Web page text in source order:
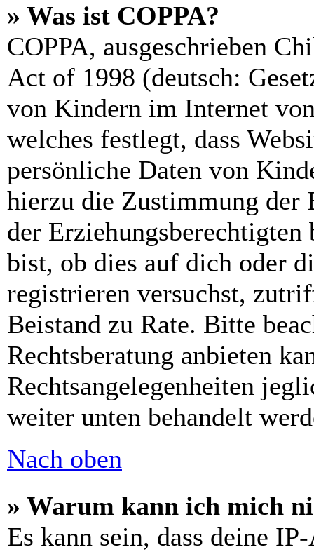
» Was ist COPPA?
COPPA, ausgeschrieben
Act of 1998 (deutsch:
von Kindern im Internet
welches festlegt, dass
persönliche Daten von
hierzu die Zustimmung der
der
bist, ob dies auf dich oder
registrieren versuchst,
Beistand zu Rate. Bitte
Rechtsberatung anbieten
Rechtsangelegenheiten
weiter unten behandelt
Nach oben
» Warum kann ich mich
Es kann sein, dass deine